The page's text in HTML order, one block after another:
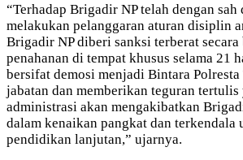
“Terhadap Brigadir NP telah dengan
melakukan pelanggaran aturan disiplin
Brigadir NP diberi sanksi terberat
penahanan di tempat khusus selama 21
bersifat demosi menjadi Bintara Polresta
jabatan dan memberikan teguran tertulis
administrasi akan mengakibatkan
dalam kenaikan pangkat dan
pendidikan lanjutan,” ujarnya.